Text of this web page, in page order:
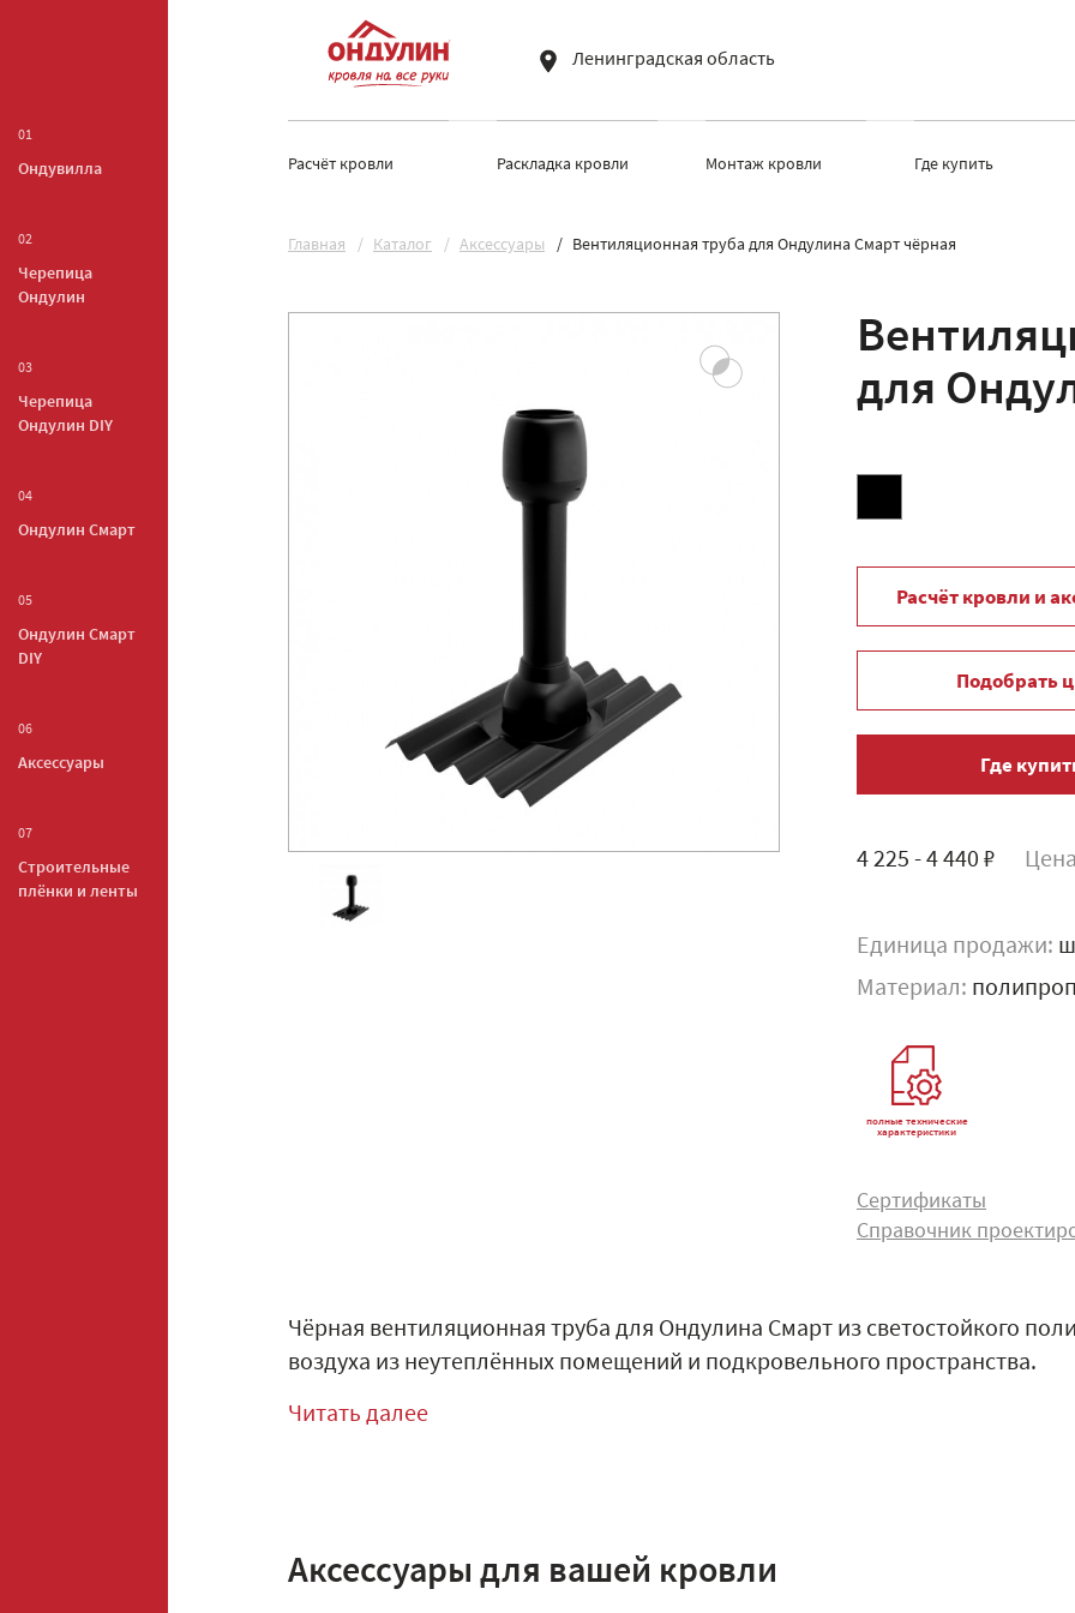
01
Ондувилла
02
Черепица
Ондулин
03
Черепица
Ондулин DIY
04
Ондулин Смарт
05
Ондулин Смарт
DIY
06
Аксессуары
07
Строительные
плёнки и ленты
Ленинградская область
Расчёт кровли Раскладка кровли Монтаж кровли Где купить
Главная Каталог Аксессуары Вентиляционная труба для Ондулина Смарт чёрная
для
Расчёт кровли и
Подобрать
Где
4 225 - 4 440 ₽
Единица продажи:
Материал:
полные технические
характеристики
Сертификаты
Справочник
Чёрная вентиляционная труба для Ондулина Смарт из светостойкого
воздуха из неутеплённых помещений и подкровельного пространства.
Читать далее
Аксессуары для вашей кровли